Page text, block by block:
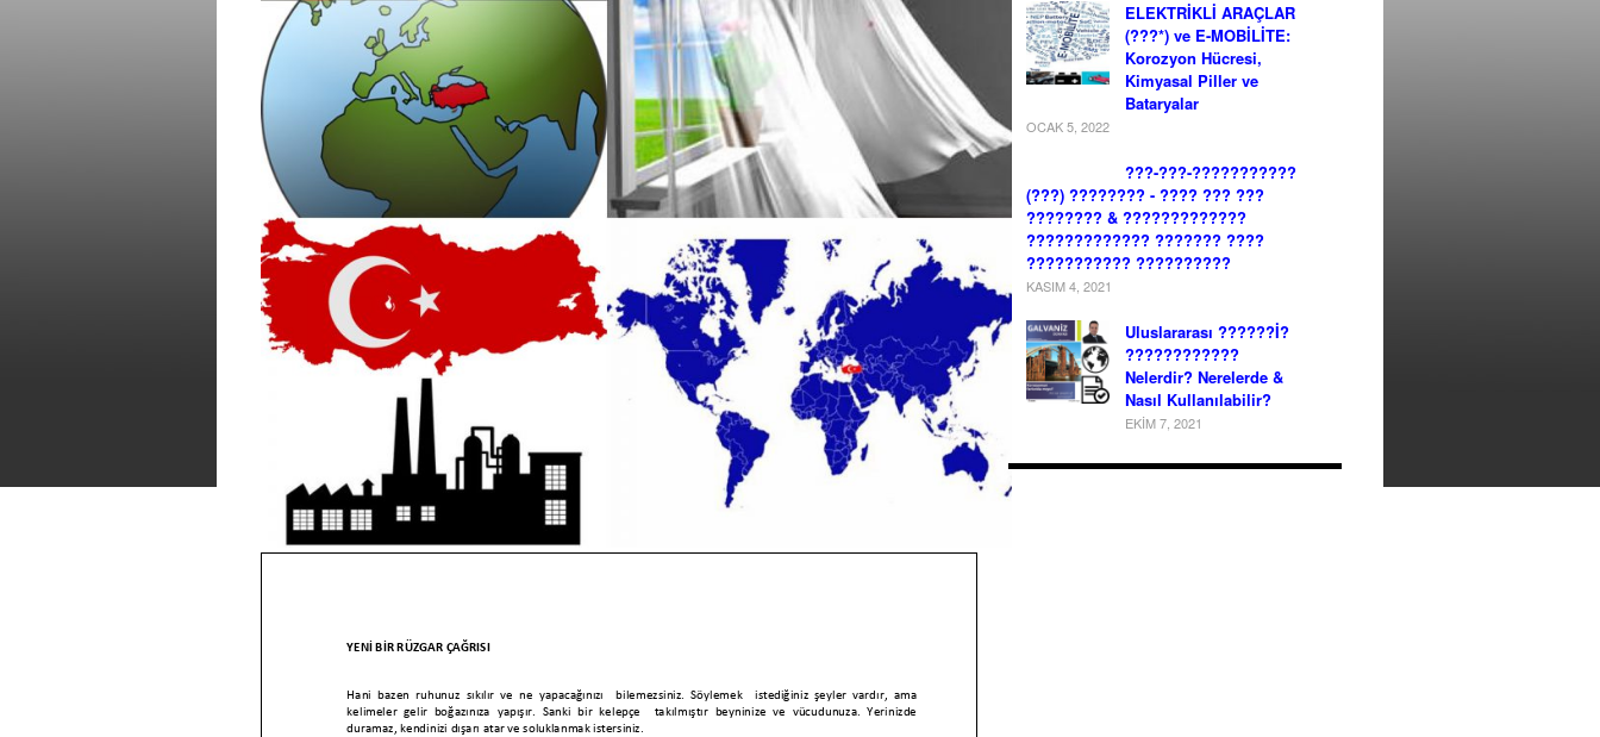
YENİ BİR RÜZGAR ÇAĞRISI
Hani bazen ruhunuz sıkılır ve ne yapacağınızı bilemezsiniz. Söylemek istediğiniz şeyler vardır, ama
kelimeler gelir boğazınıza yapışır. Sanki bir kelepçe takılmıştır beyninize ve vücudunuza. Yerinizde
duramaz, kendinizi dışarı atar ve soluklanmak istersiniz.
ELEKTRİKLİ ARAÇLAR
(???*) ve E-MOBİLİTE:
Korozyon Hücresi,
Kimyasal Piller ve
Bataryalar
OCAK 5, 2022
???-???-???????????
(???) ???????? - ???? ??? ???
???????? & ?????????????
????????????? ??????? ????
??????????? ??????????
KASIM 4, 2021
Uluslararası ??????İ?
????????????
Nelerdir? Nerelerde &
Nasıl Kullanılabilir?
EKIM 7, 2021